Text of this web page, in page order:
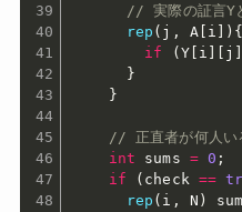
// 実際の証言Y
rep ( j , A[ i ) {
if
( Y[ i j
}
}
// 正直者が何人い
int sums = 0 ;
if
( check ==
rep ( i , N )